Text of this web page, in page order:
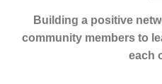
Building a positive
community members to
each